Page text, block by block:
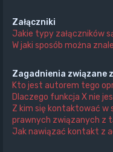
Załączniki
Jakie typy załączników
W jaki sposób można
Zagadnienia związane
Kto jest autorem tego
Dlaczego funkcja X nie
Z kim się kontaktować w
prawnych związanych z
Jak nawiązać kontakt z